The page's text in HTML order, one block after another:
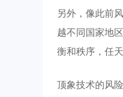
另外，像此前
越不同国家地
衡和秩序，任
顶象技术的⻛